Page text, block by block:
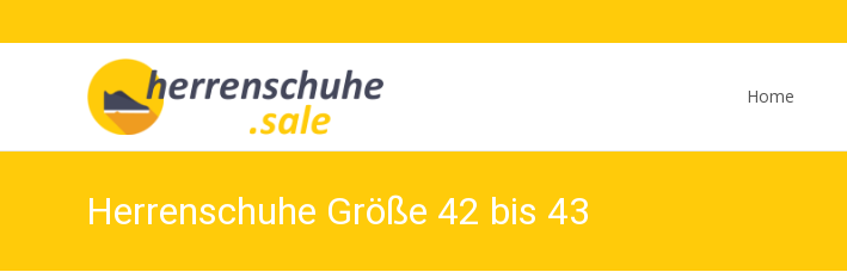
InhaltHome
Herrenschuhe Größe 42 bis 43